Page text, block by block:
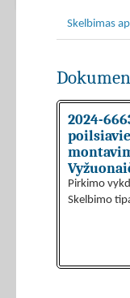
Skelbimas
2024-
Pirkimo
Skelbimo